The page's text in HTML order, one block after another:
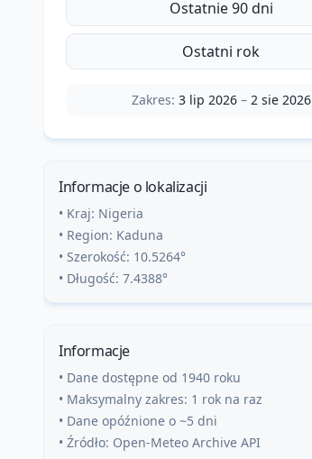
Ostatnie 90 dni
Ostatni rok
Zakres: 3 lip 2026– 2 sie 2026
Informacje o lokalizacji
• Kraj: Nigeria
• Region: Kaduna
• Szerokość: 10.5264°
• Długość: 7.4388°
Informacje
• Dane dostępne od 1940 roku
• Maksymalny zakres: 1 rok na raz
• Dane opóźnione o ~5 dni
• Źródło: Open-Meteo Archive API